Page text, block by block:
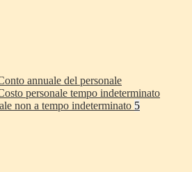
annuale del personale
personale tempo indeterminato
non a tempo indeterminato 5